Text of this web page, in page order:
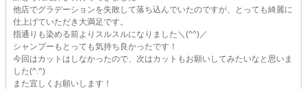
他店でグラデーションを失敗して落ち込んでいたのですが、とっても綺麗に
仕上げていただき大満足です。
指通りも染める前よりスルスルになりました＼(^^)／
シャンプーもとっても気持ち良かったです！
今回はカットはしなかったので、次はカットもお願いしてみたいなと思いま
した(^.^)
また宜しくお願いします！